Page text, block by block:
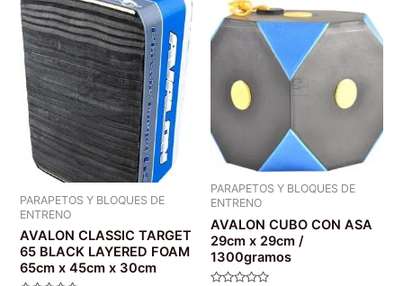
PARAPETOS Y BLOQUES DE
ENTRENO
AVALON CLASSIC TARGET
65 BLACK LAYERED FOAM
65cm x 45cm x 30cm
PARAPETOS Y BLOQUES DE
ENTRENO
AVALON CUBO CON ASA
29cm x 29cm /
1300gramos